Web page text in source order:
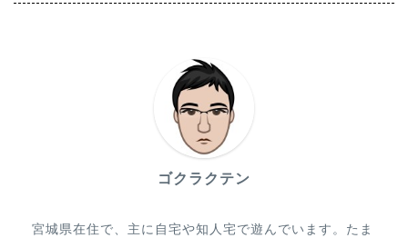
ゴクラクテン
宮城県在住で、主に自宅や知人宅で遊んでいます。たま